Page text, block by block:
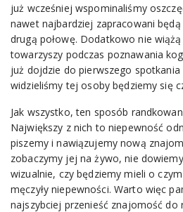
już wcześniej wspominaliśmy
nawet najbardziej zapracowani
drugą połowę. Dodatkowo nie
towarzyszy podczas poznawania
już dojdzie do pierwszego
widzieliśmy tej osoby będziemy się
Jak wszystko, ten sposób
Największy z nich to niepewność
piszemy i nawiązujemy nową
zobaczymy jej na żywo, nie
wizualnie, czy będziemy mieli o
męczyły niepewności. Warto więc
najszybciej przenieść znajomość do